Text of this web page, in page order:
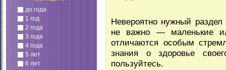
до года
1 год
2 года
3 года
4 года
5 лет
6 лет
Невероятно нужный
не важно — маленькие
отличаются особым
знания о здоровье
пользуйтесь.